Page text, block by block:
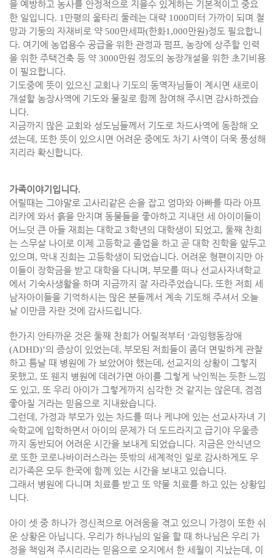
을 예방하고 농사를 안정적으로 지을수 있게하는 기본적이고 중요
한 일입니다. 1 만평의 울타리 둘레는 대략 1000미터 가까이 되며 철
망과 기둥의 자재비로 약 500만세파(한화1,000만원)정도 필요합니
다. 여기에 농업용수 공급을 위한 관정과 펌프, 농장에 상주할 인력
을 위한 주택건축 등 약 3000만원 정도의 농장개설을 위한 초기비용
이 필요합니다.
기도중에 뜻이 있으신 교회나 기도의 동역자님들이 계시면 새로이
개설할 농장사역에 기도와 물질로 함께 참여해 주시면 감사하겠습
니다.
지금까지 많은 교회와 성도님들께서 기도로 차드사역에 동참해 오
셨는데 , 또한 뜻이 있으시면 어려운 중에도 차기 사역이 더욱 풍성해
지리라 확신합니다.
가족이야기입니다.
어릴때는 그야말로 고사리같은 손을 잡고 엄마와 아빠를 따라 아프
리카에 와서 흙을 만지며 동물들을 좋아하고 지내던 세 아이이들이
어느덧 큰 아들 재희는 대학교 3학년의 대학생이 되었고, 둘째 찬희
는 스무살 나이로 이제 고등학교 졸업을 하고 곧 대학 진학을 앞두고
있으며 , 막내 진희는 고등학생이 되었습니다. 어려운 형편이지만 아
이들이 장학금을 받고 대학을 다니며 , 부모를 떠나 선교사자녀학교
에서 기숙사생활을 하며 지금까지 잘 자라주었습니다. 또한 저희 세
남자아이들을 기억하시는 많은 분들께서 계속 기도해 주셔서 오늘
날 이만큼 자란 것에 감사드립니다.
한가지 안타까운 것은 둘째 찬희가 어릴적부터 ‘과잉행동장애
(ADHD)’의 증상이 있었는데 , 부모된 저희들이 좀더 면밀하게 관찰
하고 틈날 때 병원에 가 보았어야 했는데 , 선교지의 상황이 그렇지
못했고, 또 웬지 병원에 데려가면 아이를 그렇게 낙인찍는 듯한 느낌
도 있고, 또 우리 아이가 그렇게까지 심각한 것 같지는 않은데 , 점점
좋아질 거라는 믿음으로 지내왔습니다.
그런데 , 가정과 부모가 있는 차드를 떠나 케냐에 있는 선교사자녀 기
숙학교에 입학하면서 아이의 문제가 더 도드라지고 급기야 우울증
까지 동반되어 어려운 시간을 보내게 되었습니다. 지금은 안식년으
로 또한 코로나바이러스라는 뜻밖의 세계적인 일로 감사하게도 우
리가족은 모두 한국에 함께 있는 시간을 보내고 있습니다.
그래서 병원에 다니며 치료를 받고 또 약물 치료를 하고 있는 상황입
니다.
아이 셋 중 하나가 정신적으로 어려움을 겪고 있으니 가정이 또한 쉬
운 상황은 아닙니다. 우리가 하나님의 일을 할 때 하나님은 우리 가
정을 책임져 주시리라는 믿음으로 오지에서 한 세월이 지났는데 , 이